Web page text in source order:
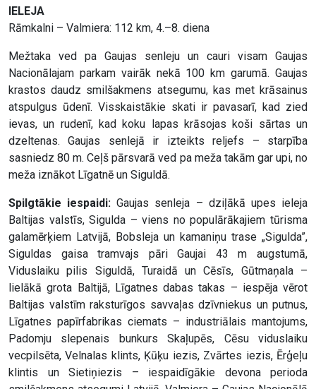
IELEJA
Rāmkalni – Valmiera: 112 km, 4.–8. diena
Mežtaka ved pa Gaujas senleju un cauri visam Gaujas
Nacionālajam parkam vairāk nekā 100 km garumā. Gaujas
krastos daudz smilšakmens atsegumu, kas met krāsainus
atspulgus ūdenī. Visskaistākie skati ir pavasarī, kad zied
ievas, un rudenī, kad koku lapas krāsojas koši sārtas un
dzeltenas. Gaujas senlejā ir izteikts reljefs – starpība
sasniedz 80 m. Ceļš pārsvarā ved pa meža takām gar upi, no
meža iznākot Līgatnē un Siguldā.
Spilgtākie iespaidi: Gaujas senleja – dziļākā upes ieleja
Baltijas valstīs, Sigulda – viens no populārākajiem tūrisma
galamērķiem Latvijā, Bobsleja un kamaniņu trase „Sigulda”,
Siguldas gaisa tramvajs pāri Gaujai 43 m augstumā,
Viduslaiku pilis Siguldā, Turaidā un Cēsīs, Gūtmaņala –
lielākā grota Baltijā, Līgatnes dabas takas – iespēja vērot
Baltijas valstīm raksturīgos savvaļas dzīvniekus un putnus,
Līgatnes papīrfabrikas ciemats – industriālais mantojums,
Padomju slepenais bunkurs Skaļupēs, Cēsu viduslaiku
vecpilsēta, Velnalas klints, Ķūķu iezis, Zvārtes iezis, Ērģeļu
klintis un Sietiņiezis – iespaidīgākie devona perioda